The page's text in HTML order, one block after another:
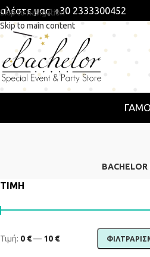
Skip to navigation
Skip to main content
μας: +30 2333300452
BACHELOR
ΤΙΜΗ
Τιμή: 0 €— 10 €